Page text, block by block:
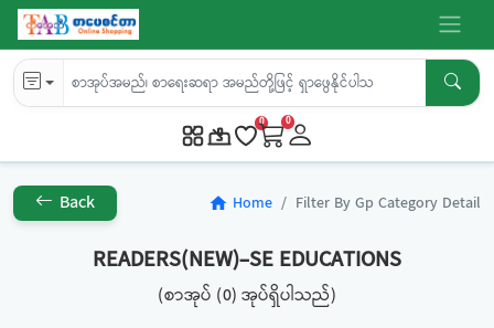
0 0
Back home Home Filter By Gp Category Detail
READERS(NEW)-SE EDUCATIONS
(စာအုပ် (0) အုပ်ရှိပါသည်)